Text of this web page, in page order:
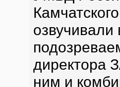
озвучивали
директора
ним и